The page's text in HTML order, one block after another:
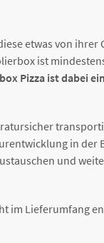
etwas von
ist
Pizza ist dabei
in der
und
im Lieferumfang